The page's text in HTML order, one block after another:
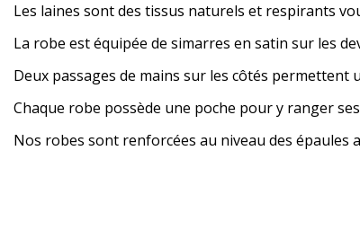
Les laines sont des tissus naturels et respirants
La robe est équipée de simarres en satin sur les
Deux passages de mains sur les côtés permettent
Chaque robe possède une poche pour y ranger
Nos robes sont renforcées au niveau des